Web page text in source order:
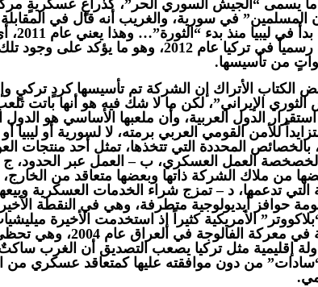
يسمى “الجيش السوري الحر”، كذراعٍ عسكريةٍ
المسلمين” في سورية، والغريب أنه قال في
الشركة
الشركة رسمياً في تركيا عام 2012، وهو ما يؤكد
من تأسيسها.
الكتاب الأتراك إن الشركة تم تأسيسها كردٍ تركيٍ
الإيراني”، لكن ما لا شك فيه هو أنها باتت
الدول العربية، وأن ملعبها الأساسي هو الدول
للأمن القومي العربي برمته، لا لسورية أو
بالخصائص المحددة التي تتخذها، تمثل أحد منتجات
لخصخصة العمل العسكري، ب – العمل عبر الحدود، ج
من ملاك الشركة ذاتها وبعضها متعاقد من
التي تدعمها، د – تمزج شراء الخدمات العسكرية
حوافز أيديولوجية متطرفة، وهي في النقطة
الأمريكية كثيراً إذ استخدمت الأخيرة
متصهينة في معركة الفالوجة
إقليمية مثل تركيا يصعب التصديق أن الغرب
من دون موافقته عليها كمتعاقد عسكري من